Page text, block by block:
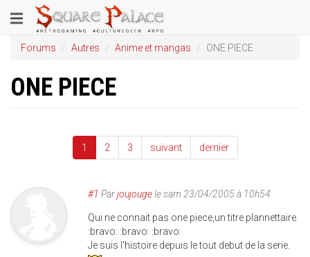
au
contenu
principal
Toggle
navigation
Forums Autres Anime et mangas ONE PIECE
ONE PIECE
1 2 3 suivant dernier
#1 Parjoujougelesam 23/04/2005 à 10h54
Qui ne connait pas one piece,un titre plannettaire.
:bravo: :bravo: :bravo:
Je suis l'histoire depuis le tout debut de la serie.